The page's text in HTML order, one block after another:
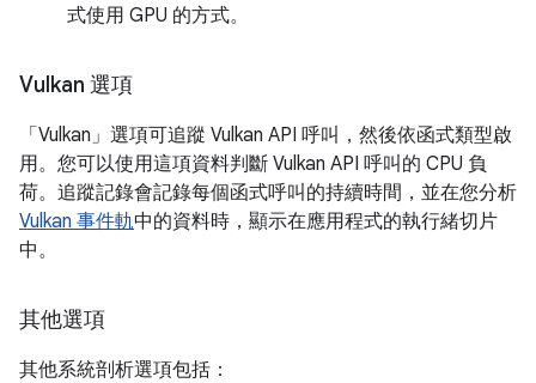
式使用 GPU 的方式。
Vulkan 選項
「Vulkan」 選項可追蹤 Vulkan API 呼叫，然後依函式類型啟
用。您可以使用這項資料判斷 Vulkan API 呼叫的 CPU 負
荷。追蹤記錄會記錄每個函式呼叫的持續時間，並在您分析
Vulkan 事件軌中的資料時，顯示在應用程式的執行緒切片
中。
其他選項
其他系統剖析選項包括：